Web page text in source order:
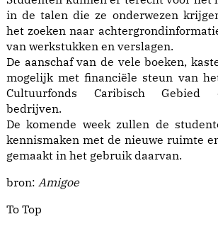
in de talen die ze onderwezen
het zoeken naar
van werkstukken en verslagen.
De aanschaf van de vele boeken,
mogelijk met financiële steun van
Cultuurfonds Caribisch Gebied
bedrijven.
De komende week zullen de
kennismaken met de nieuwe ruimte
gemaakt in het gebruik daarvan.
bron: Amigoe
To Top